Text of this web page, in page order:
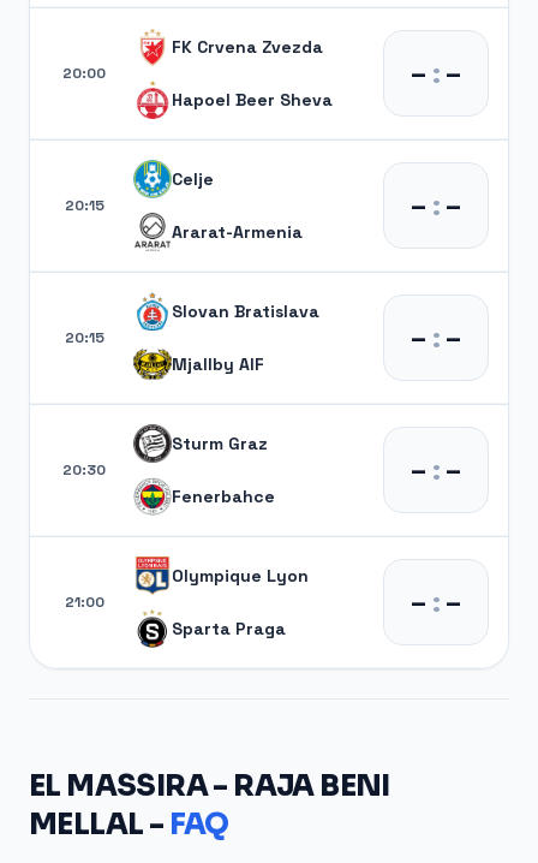
20:00
FK Crvena Zvezda
Hapoel Beer Sheva
– :–
20:15
Celje
Ararat-Armenia
– :–
20:15
Slovan Bratislava
Mjallby AIF
– :–
20:30
Sturm Graz
Fenerbahce
– :–
21:00
Olympique Lyon
Sparta Praga
– :–
EL MASSIRA - RAJA BENI
MELLAL - FAQ